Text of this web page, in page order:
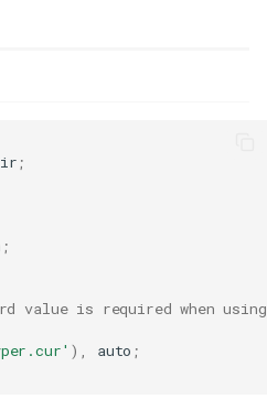
;
;
value is required when
), auto ;